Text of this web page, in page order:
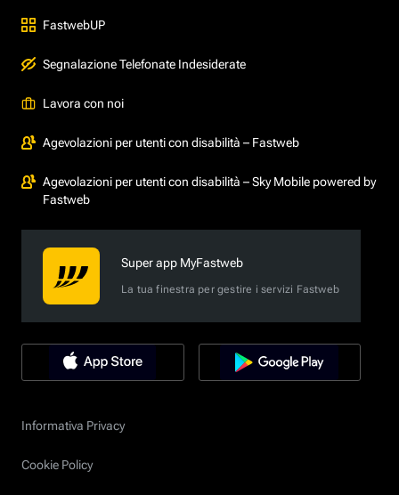
FastwebUP
Segnalazione Telefonate Indesiderate
Lavora con noi
Agevolazioni per utenti con disabilità – Fastweb
Agevolazioni per utenti con disabilità – Sky Mobile powered by
Fastweb
Super app MyFastweb
La tua finestra per gestire i servizi Fastweb
Informativa Privacy
Cookie Policy